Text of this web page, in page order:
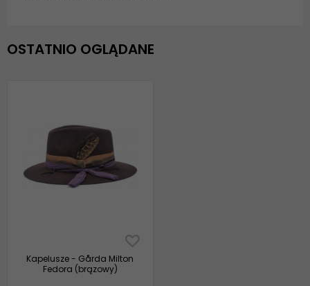
OSTATNIO OGLĄDANE
Kapelusze - Gårda Milton
Fedora (brązowy)